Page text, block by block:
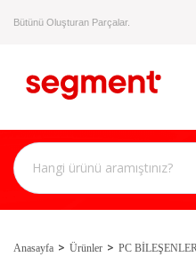
Bütünü Oluşturan Parçalar.
Anasayfa Ürünler PC